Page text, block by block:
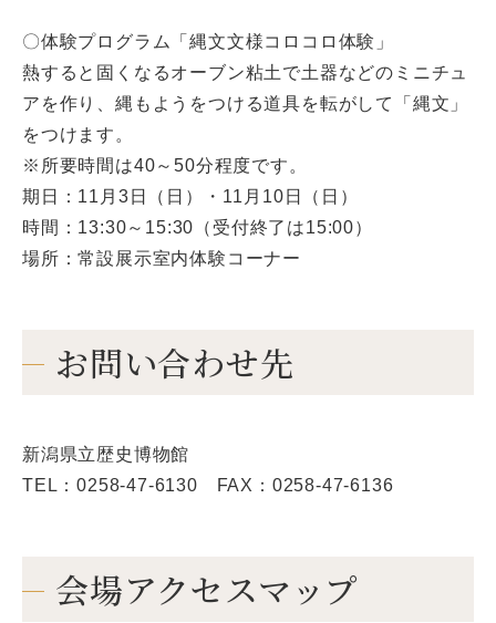
〇体験プログラム「縄文文様コロコロ体験」
熱すると固くなるオーブン粘土で土器などのミニチュ
アを作り、縄もようをつける道具を転がして「縄文」
をつけます。
※所要時間は40～50分程度です。
期日：11月3日（日）・11月10日（日）
時間：13:30～15:30（受付終了は15:00）
場所：常設展示室内体験コーナー
お問い合わせ先
新潟県立歴史博物館
TEL：0258-47-6130 FAX：0258-47-6136
会場アクセスマップ